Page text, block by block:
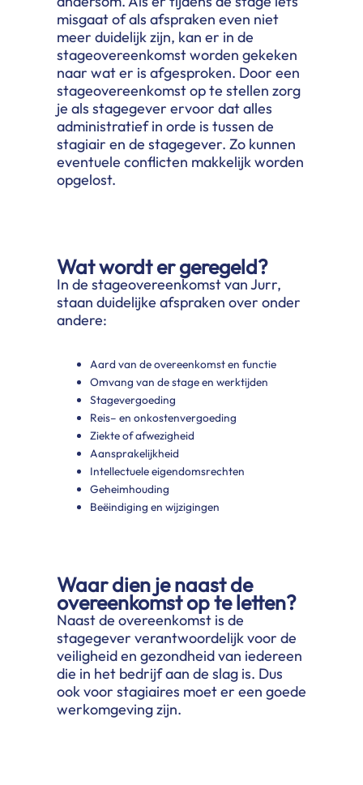
misgaat of als afspraken even niet
meer duidelijk zijn, kan er in de
stageovereenkomst worden gekeken
naar wat er is afgesproken. Door een
stageovereenkomst op te stellen zorg
je als stagegever ervoor dat alles
administratief in orde is tussen de
stagiair en de stagegever. Zo kunnen
eventuele conflicten makkelijk worden
opgelost.
Wat wordt er geregeld?
In de stageovereenkomst van Jurr,
staan duidelijke afspraken over onder
andere:
Aard van de overeenkomst en functie
Omvang van de stage en werktijden
Stagevergoeding
Reis– en onkostenvergoeding
Ziekte of afwezigheid
Aansprakelijkheid
Intellectuele eigendomsrechten
Geheimhouding
Beëindiging en wijzigingen
Waar dien je naast de
overeenkomst op te letten?
Naast de overeenkomst is de
stagegever verantwoordelijk voor de
veiligheid en gezondheid van iedereen
die in het bedrijf aan de slag is. Dus
ook voor stagiaires moet er een goede
werkomgeving zijn.